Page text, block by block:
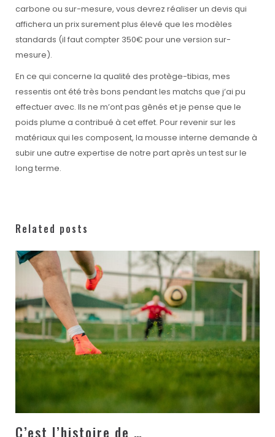
carbone ou sur-mesure, vous devrez réaliser un devis qui
affichera un prix surement plus élevé que les modèles
standards (il faut compter 350€ pour une version sur-
mesure).
En ce qui concerne la qualité des protège-tibias, mes
ressentis ont été très bons pendant les matchs que j’ai pu
effectuer avec. Ils ne m’ont pas gênés et je pense que le
poids plume a contribué à cet effet. Pour revenir sur les
matériaux qui les composent, la mousse interne demande à
subir une autre expertise de notre part après un test sur le
long terme.
Related posts
C’est l’histoire de …